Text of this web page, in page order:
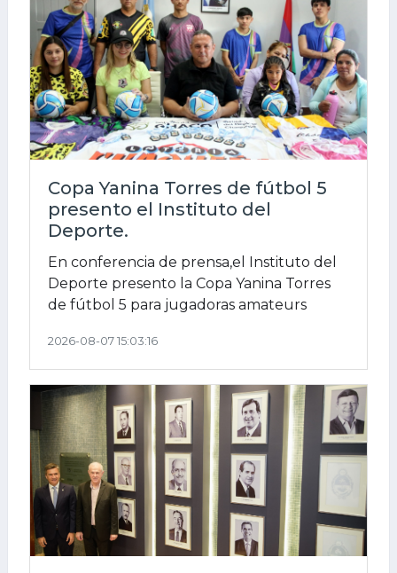
Copa Yanina Torres de fútbol 5
presento el Instituto del
Deporte.
En conferencia de prensa,el Instituto del
Deporte presento la Copa Yanina Torres
de fútbol 5 para jugadoras amateurs
2026-08-07 15:03:16